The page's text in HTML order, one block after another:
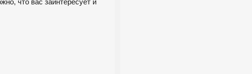
что вас заинтересует и